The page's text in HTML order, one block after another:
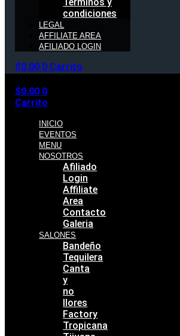
condiciones
LEGAL
AFFILIATE AREA
AFILIADO LOGIN
$0.00 0 Carrito
$0.00 0
Carrito
INICIO
EVENTOS
MENU
NOSOTROS
Afiliado
Login
Affiliate
Area
Contacto
Galeria
SALONES
Bandeño
Tequilera
Canta
y
no
llores
Factory
Tropicana